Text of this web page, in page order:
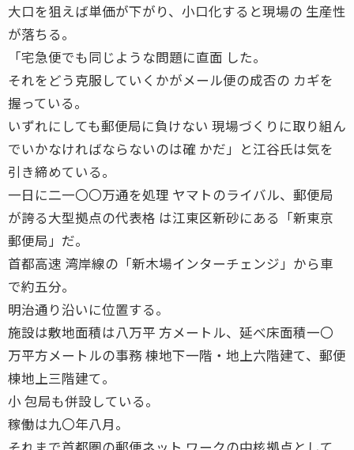
大口を狙えば単価が下がり、小口化すると現場の 生産性
が落ちる。
「宅急便でも同じような問題に直面 した。
それをどう克服していくかがメール便の成否の カギを
握っている。
いずれにしても郵便局に負けない 現場づくりに取り組ん
でいかなければならないのは確 かだ」と江谷氏は気を
引き締めている。
一日に二一〇〇万通を処理 ヤマトのライバル、郵便局
が誇る大型拠点の代表格 は江東区新砂にある「新東京
郵便局」だ。
首都高速 湾岸線の「新木場インターチェンジ」から車
で約五分。
明治通り沿いに位置する。
施設は敷地面積は八万平 方メートル、延べ床面積一〇
万平方メートルの事務 棟地下一階・地上六階建て、郵便
棟地上三階建て。
小 包局も併設している。
稼働は九〇年八月。